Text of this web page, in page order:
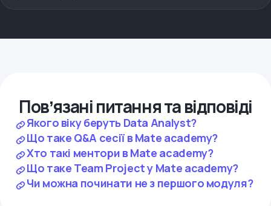
Повʼязані питання та відповіді
Якого віку беруть Data Analyst?
Що таке Q&A сесії в Mate academy?
Хто такі ментори в Mate academy?
Що таке Team Project у Mate academy?
Чи можна починати не з першого модуля?